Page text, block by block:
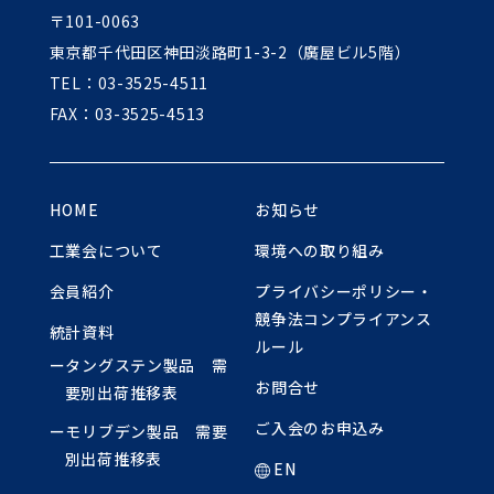
〒101-0063
東京都千代田区神田淡路町1-3-2（廣屋ビル5階）
TEL：03-3525-4511
FAX：03-3525-4513
HOME
工業会について
会員紹介
統計資料
ータングステン製品 需
要別出荷推移表
ーモリブデン製品 需要
別出荷推移表
お知らせ
環境への取り組み
プライバシーポリシー・
競争法コンプライアンス
ルール
お問合せ
ご入会のお申込み
EN